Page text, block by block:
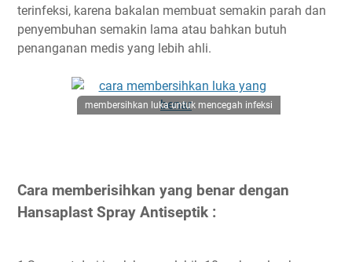
terinfeksi, karena bakalan membuat semakin parah dan
penyembuhan semakin lama atau bahkan butuh
penanganan medis yang lebih ahli.
membersihkan luka untuk mencegah infeksi
Cara memberisihkan yang benar dengan
Hansaplast Spray Antiseptik :